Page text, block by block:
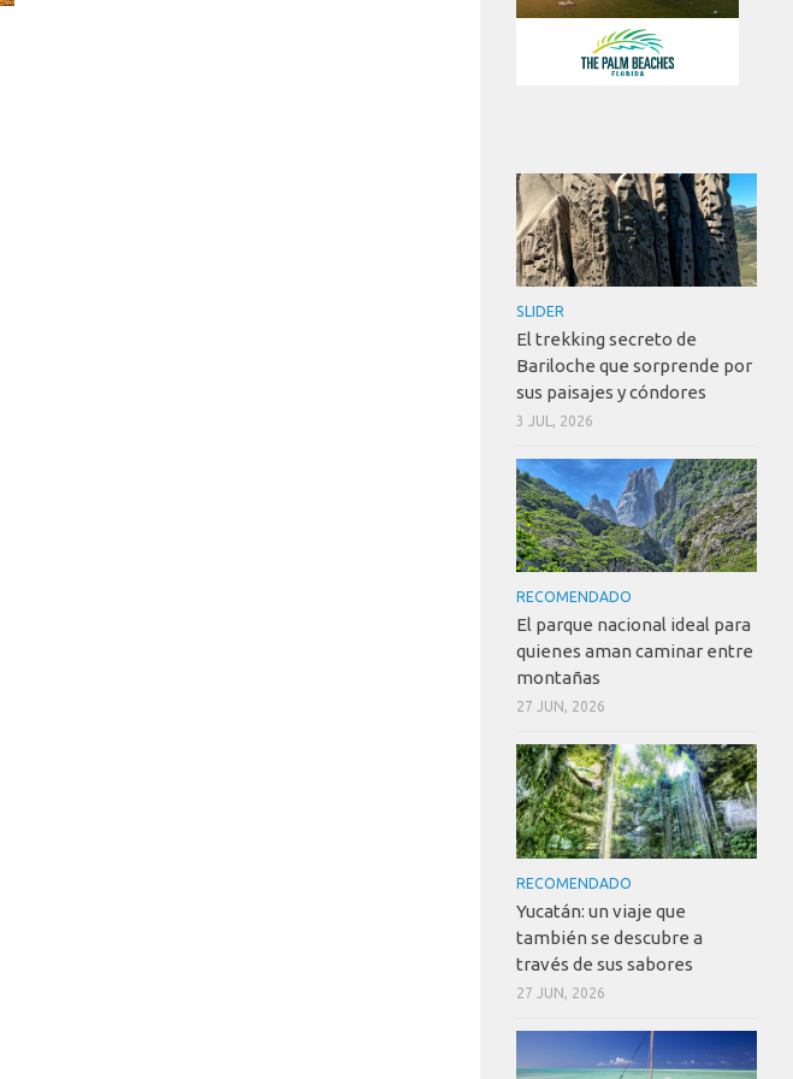
SLIDER
El trekking secreto de
Bariloche que sorprende por
sus paisajes y cóndores
3 JUL, 2026
RECOMENDADO
El parque nacional ideal para
quienes aman caminar entre
montañas
27 JUN, 2026
RECOMENDADO
Yucatán: un viaje que
también se descubre a
través de sus sabores
27 JUN, 2026